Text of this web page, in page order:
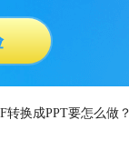
转换成PPT要怎么做